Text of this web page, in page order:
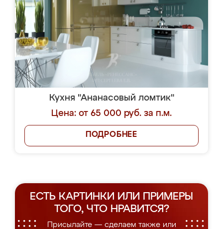
Кухня "Ананасовый ломтик"
Цена: от 65 000 руб. за п.м.
ПОДРОБНЕЕ
ЕСТЬ КАРТИНКИ ИЛИ ПРИМЕРЫ
ТОГО, ЧТО НРАВИТСЯ?
Присылайте — сделаем также или